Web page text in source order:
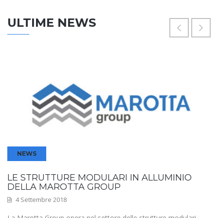
ULTIME NEWS
NEWS
LE STRUTTURE MODULARI IN ALLUMINIO
DELLA MAROTTA GROUP
4 Settembre 2018